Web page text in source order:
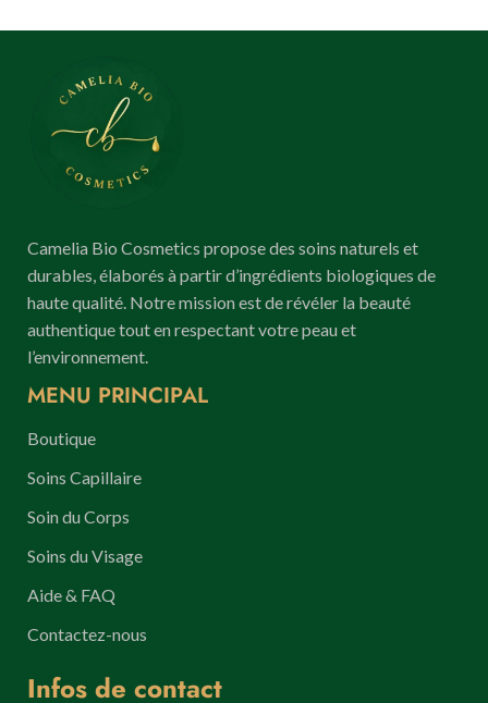
Camelia Bio Cosmetics propose des soins naturels et
durables, élaborés à partir d’ingrédients biologiques de
haute qualité. Notre mission est de révéler la beauté
authentique tout en respectant votre peau et
l’environnement.
MENU PRINCIPAL
Boutique
Soins Capillaire
Soin du Corps
Soins du Visage
Aide & FAQ
Contactez-nous
Infos de contact